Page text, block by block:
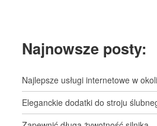
Najnowsze posty:
Najlepsze usługi internetowe w
Eleganckie dodatki do stroju